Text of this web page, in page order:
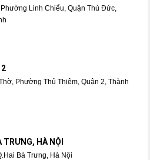
Linh Chiểu, Quận Thủ Đức,
Phường Thủ Thiêm, Quận 2, Thành
HÀ NỘI
Bà Trưng, Hà Nội